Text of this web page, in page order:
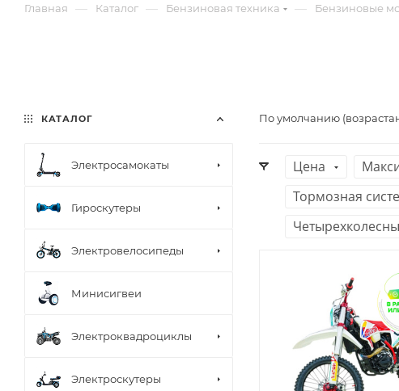
Главная — Каталог — Бензиновая техника — Бензиновые
По умолчанию
Цена
Тормозная
КАТАЛОГ
Электросамокаты
Гироскутеры
Электровелосипеды
Минисигвеи
Электроквадроциклы
Электроскутеры